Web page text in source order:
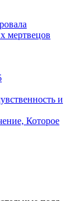
мертвецов
и
Которое